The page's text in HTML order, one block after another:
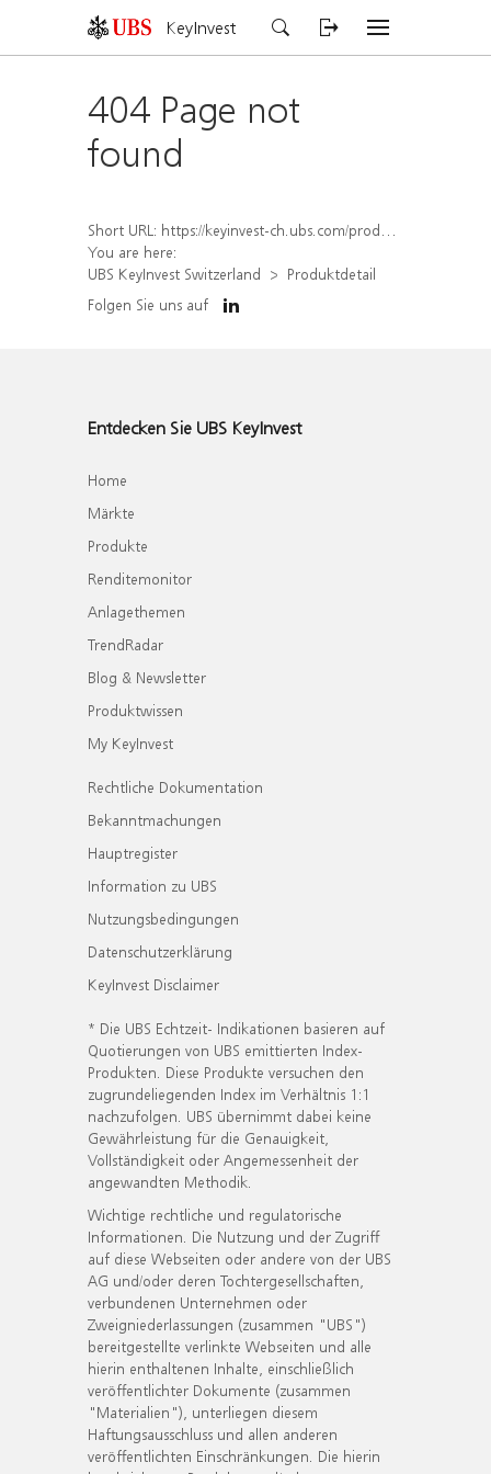
KeyInvest
404 Page not
found
Short URL: https://keyinvest-ch.ubs.com/produkt/detail/index/isin/CH1562158076
You are here:
UBS KeyInvest Switzerland
Produktdetail
Folgen Sie uns auf
Entdecken Sie UBS KeyInvest
Home
Märkte
Produkte
Renditemonitor
Anlagethemen
TrendRadar
Blog & Newsletter
Produktwissen
My KeyInvest
Rechtliche Dokumentation
Bekanntmachungen
Hauptregister
Information zu UBS
Nutzungsbedingungen
Datenschutzerklärung
KeyInvest Disclaimer
* Die UBS Echtzeit- Indikationen basieren auf
Quotierungen von UBS emittierten Index-
Produkten. Diese Produkte versuchen den
zugrundeliegenden Index im Verhältnis 1:1
nachzufolgen. UBS übernimmt dabei keine
Gewährleistung für die Genauigkeit,
Vollständigkeit oder Angemessenheit der
angewandten Methodik.
Wichtige rechtliche und regulatorische
Informationen. Die Nutzung und der Zugriff
auf diese Webseiten oder andere von der UBS
AG und/oder deren Tochtergesellschaften,
verbundenen Unternehmen oder
Zweigniederlassungen (zusammen "UBS")
bereitgestellte verlinkte Webseiten und alle
hierin enthaltenen Inhalte, einschließlich
veröffentlichter Dokumente (zusammen
"Materialien"), unterliegen diesem
Haftungsausschluss und allen anderen
veröffentlichten Einschränkungen. Die hierin